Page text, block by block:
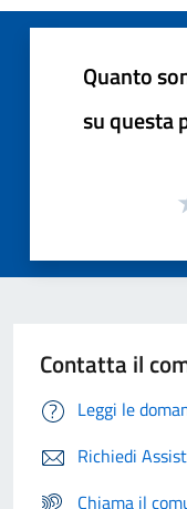
Quanto
su questa
Contatta il
Leggi le
Richiedi
Chiama il